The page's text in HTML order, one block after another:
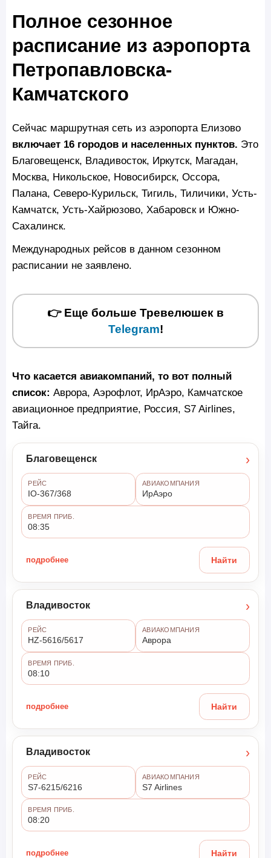
Полное сезонное
расписание из аэропорта
Петропавловска-
Камчатского
Сейчас маршрутная сеть из аэропорта Елизово
включает 16 городов и населенных пунктов. Это
Благовещенск, Владивосток, Иркутск, Магадан,
Москва, Никольское, Новосибирск, Оссора,
Палана, Северо-Курильск, Тигиль, Тиличики, Усть-
Камчатск, Усть-Хайрюзово, Хабаровск и Южно-
Сахалинск.
Международных рейсов в данном сезонном
расписании не заявлено.
👉 Еще больше Тревелюшек в
Telegram!
Что касается авиакомпаний, то вот полный
список: Аврора, Аэрофлот, ИрАэро, Камчатское
авиационное предприятие, Россия, S7 Airlines,
Тайга.
Благовещенск ›
РЕЙС
IO-367/368
АВИАКОМПАНИЯ
ИрАэро
ВРЕМЯ ПРИБ.
08:35
подробнее Найти
Владивосток ›
РЕЙС
HZ-5616/5617
АВИАКОМПАНИЯ
Аврора
ВРЕМЯ ПРИБ.
08:10
подробнее Найти
Владивосток ›
РЕЙС
S7-6215/6216
АВИАКОМПАНИЯ
S7 Airlines
ВРЕМЯ ПРИБ.
08:20
подробнее Найти